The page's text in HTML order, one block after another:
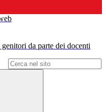
da parte dei docenti